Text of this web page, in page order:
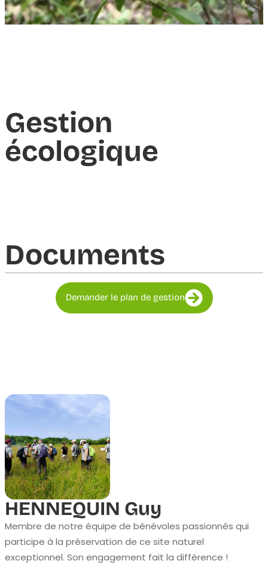
Gestion
écologique
Documents​
Demander le plan de gestion
HENNEQUIN Guy
Membre de notre équipe de bénévoles passionnés qui
participe à la préservation de ce site naturel
exceptionnel. Son engagement fait la différence !